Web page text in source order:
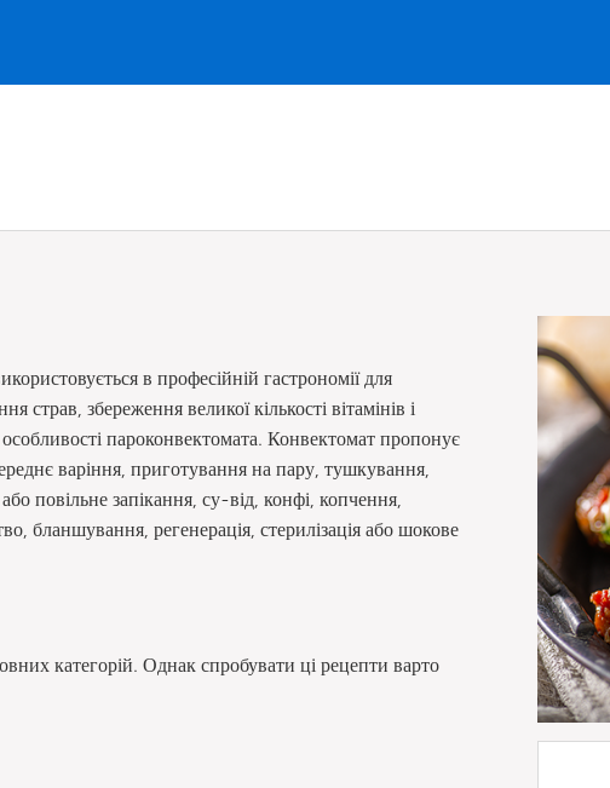
в професійній гастрономії для
збереження великої кількості вітамінів і
пароконвектомата. Конвектомат пропонує
варіння, приготування на пару, тушкування,
повільне запікання, су-від, конфі, копчення,
бланшування, регенерація, стерилізація або шокове
категорій. Однак спробувати ці рецепти варто